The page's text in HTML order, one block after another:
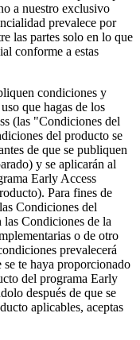
a nuestro exclusivo
prevalece por
las partes solo en lo que
conforme a estas
condiciones y
que hagas de los
(las "Condiciones del
del producto se
de que se publiquen
y se aplicarán al
Early Access
Para fines de
Condiciones del
Condiciones de la
o de otro
prevalecerá
te haya proporcionado
del programa Early
después de que se
aplicables, aceptas